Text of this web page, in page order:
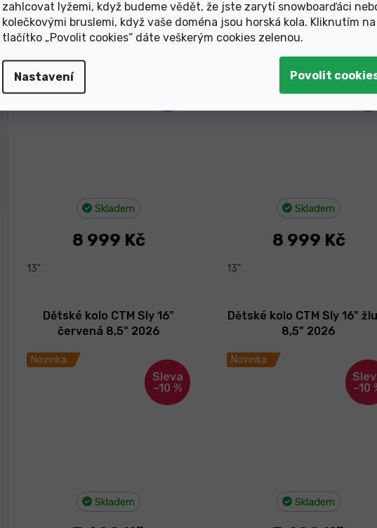
zahlcovat lyžemi, když budeme vědět, že jste zarytí snowboarďáci
kolečkovými bruslemi, když vaše doména jsou horská kola. Kliknutím na
tlačítko „Povolit cookies“ dáte veškerým cookies zelenou.
Nastavení
Dětské kolo CTM Rocky 1.0
24" matná černá 2026
Skladem
8 999 Kč
13"
–10
Dětské kolo CTM Rocky 1.0
24" matná stříbrná 2026
Skladem
8 999 Kč
13"
Novinka
–10 %
Dětské kolo CTM Sly 16"
červená 8,5" 2026
Skladem
Novinka
–10
Dětské kolo CTM Sly 16"
8,5" 2026
Skladem